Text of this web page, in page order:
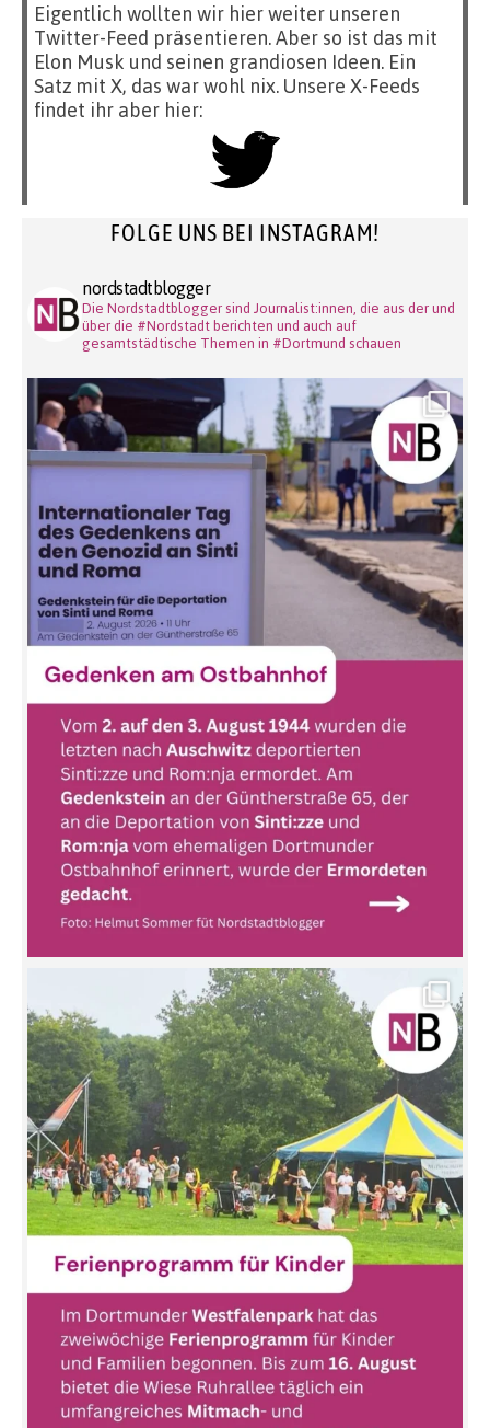
Eigentlich wollten wir hier weiter unseren
Twitter-Feed präsentieren. Aber so ist das mit
Elon Musk und seinen grandiosen Ideen. Ein
Satz mit X, das war wohl nix. Unsere X-Feeds
findet ihr aber hier:
FOLGE UNS BEI INSTAGRAM!
nordstadtblogger
Die Nordstadtblogger sind Journalist:innen, die aus der und
über die #Nordstadt berichten und auch auf
gesamtstädtische Themen in #Dortmund schauen